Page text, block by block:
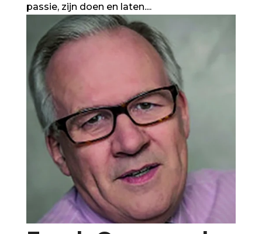
passie, zijn doen en laten....